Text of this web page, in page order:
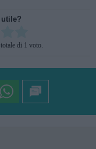
di 1 voto.